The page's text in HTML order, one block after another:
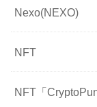
Nexo(NEXO)
NFT
NFT「